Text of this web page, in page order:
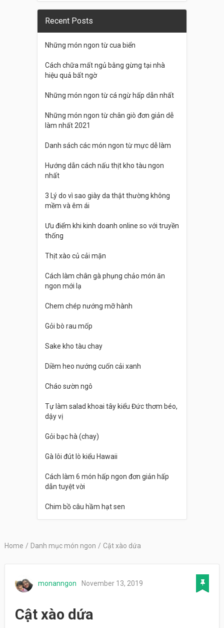
Recent Posts
Những món ngon từ cua biển
Cách chữa mất ngủ bằng gừng tại nhà
hiệu quả bất ngờ
Những món ngon từ cá ngừ hấp dẫn nhất
Những món ngon từ chân giò đơn giản dễ
làm nhất 2021
Danh sách các món ngon từ mực dễ làm
Hướng dẫn cách nấu thịt kho tàu ngon
nhất
3 Lý do vì sao giày da thật thường không
mềm và êm ái
Ưu điểm khi kinh doanh online so với truyền
thống
Thịt xào củ cải mặn
Cách làm chân gà phụng chảo món ăn
ngon mới lạ
Chem chép nướng mỡ hành
Gỏi bò rau mốp
Sake kho tàu chay
Diềm heo nướng cuốn cải xanh
Cháo sườn ngô
Tự làm salad khoai tây kiểu Đức thơm béo,
dậy vị
Gỏi bạc hà (chay)
Gà lôi đút lò kiểu Hawaii
Cách làm 6 món hấp ngon đơn giản hấp
dẫn tuyệt vời
Chim bồ câu hầm hạt sen
Home / Danh mục món ngon / Cật xào dứa
monanngon November 13, 2019
Cật xào dứa